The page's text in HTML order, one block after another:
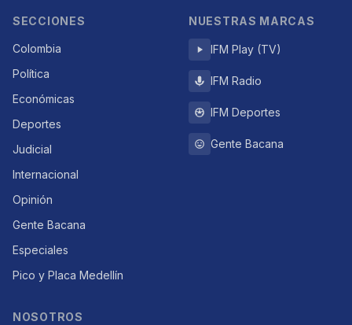
SECCIONES
Colombia
Política
Económicas
Deportes
Judicial
Internacional
Opinión
Gente Bacana
Especiales
Pico y Placa Medellín
NUESTRAS MARCAS
IFM Play (TV)
IFM Radio
IFM Deportes
Gente Bacana
NOSOTROS